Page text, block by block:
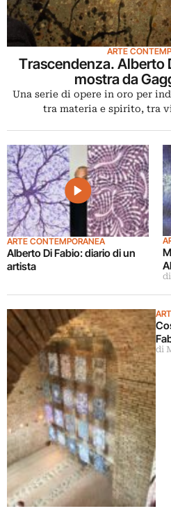
ARTE
Trascendenza. Alberto
mostra da
Una serie di opere in oro per
tra materia e spirito, tra
ARTE CONTEMPORANEA
Alberto Di Fabio: diario di un
artista
di